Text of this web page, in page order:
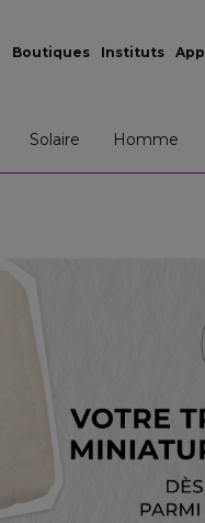
Boutiques Instituts App
Solaire Homme